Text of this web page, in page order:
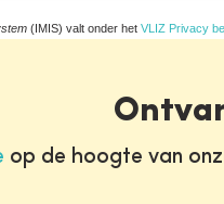
(IMIS) valt onder het VLIZ Privacy
op de hoogte van